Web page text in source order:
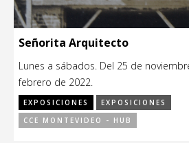
Señorita Arquitecto
Lunes a sábados. Del 25 de
febrero de 2022.
EXPOSICIONES
EXPOSICIONES
CCE MONTEVIDEO - HUB